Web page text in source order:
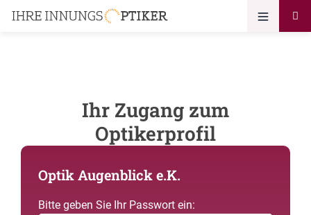
Ihr Zugang zum
Optikerprofil
Optik Augenblick e.K.
Bitte geben Sie Ihr Passwort ein: